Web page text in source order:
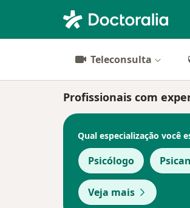
Teleconsulta
Profissionais com
Qual especialização você
Psicólogo
Veja mais